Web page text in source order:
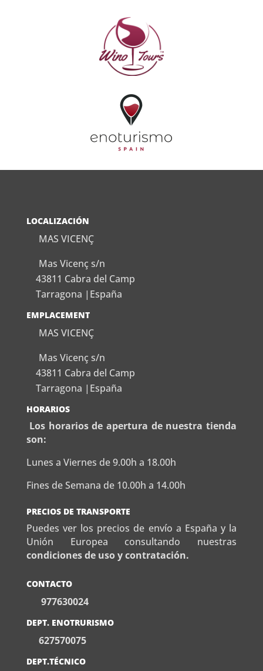
LOCALIZACIÓN
MAS VICENÇ
Mas Vicenç s/n
43811 Cabra del Camp
Tarragona |España
EMPLACEMENT
MAS VICENÇ
Mas Vicenç s/n
43811 Cabra del Camp
Tarragona |España
HORARIOS
Los horarios de apertura de nuestra tienda
son:
Lunes a Viernes de 9.00h a 18.00h
Fines de Semana de 10.00h a 14.00h
PRECIOS DE TRANSPORTE
Puedes ver los precios de envío a España y la
Unión Europea consultando nuestras
condiciones de uso y contratación.
CONTACTO
977630024
DEPT. ENOTRURISMO
627570075
DEPT.TÉCNICO